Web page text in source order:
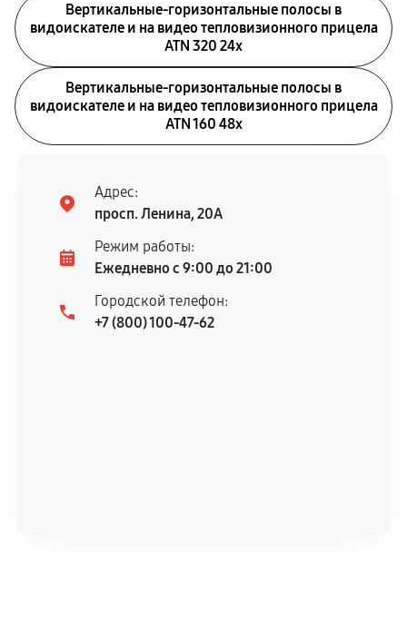
Вертикальные-горизонтальные полосы в
видоискателе и на видео тепловизионного прицела
ATN 320 24x
Вертикальные-горизонтальные полосы в
видоискателе и на видео тепловизионного прицела
ATN 160 48x
Адрес:
просп. Ленина, 20А
Режим работы:
Ежедневно с 9:00 до 21:00
Городской телефон:
+7 (800) 100-47-62